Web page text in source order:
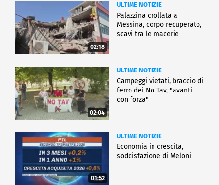
02:18
ULTIME NOTIZIE
Palazzina crollata a
Messina, corpo recuperato,
scavi tra le macerie
02:04
ULTIME NOTIZIE
Campeggi vietati, braccio di
ferro dei No Tav, "avanti
con forza"
01:52
ULTIME NOTIZIE
Economia in crescita,
soddisfazione di Meloni